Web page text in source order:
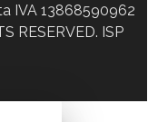
IVA 13868590962
RESERVED. ISP